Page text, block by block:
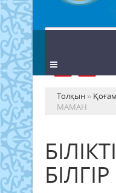
Толқын » Қоғам
МАМАН